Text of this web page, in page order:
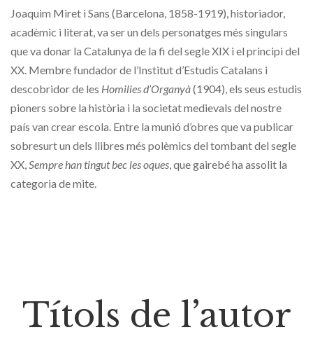
Joaquim Miret i Sans (Barcelona, 1858-1919), historiador,
acadèmic i literat, va ser un dels personatges més singulars
que va donar la Catalunya de la fi del segle XIX i el principi del
XX. Membre fundador de l’Institut d’Estudis Catalans i
descobridor de les Homilies d’Organyà(1904), els seus estudis
pioners sobre la història i la societat medievals del nostre
país van crear escola. Entre la munió d’obres que va publicar
sobresurt un dels llibres més polèmics del tombant del segle
XX, Sempre han tingut bec les oques , que gairebé ha assolit la
categoria de mite.
Títols de l’autor